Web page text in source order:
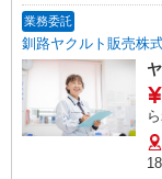
業務委託
釧路ヤクルト販売株
え
18